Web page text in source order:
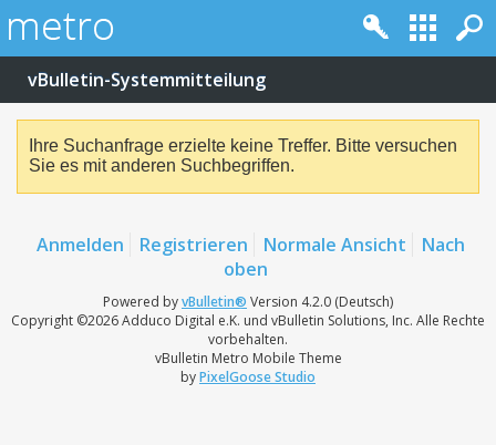
vBulletin-Systemmitteilung
Ihre Suchanfrage erzielte keine Treffer. Bitte versuchen
Sie es mit anderen Suchbegriffen.
Anmelden Registrieren Normale Ansicht
Nach
oben
Powered byvBulletin® Version 4.2.0 (Deutsch)
Copyright ©2026 Adduco Digital e.K. und vBulletin Solutions, Inc. Alle Rechte
vorbehalten.
vBulletin Metro Mobile Theme
byPixelGoose Studio